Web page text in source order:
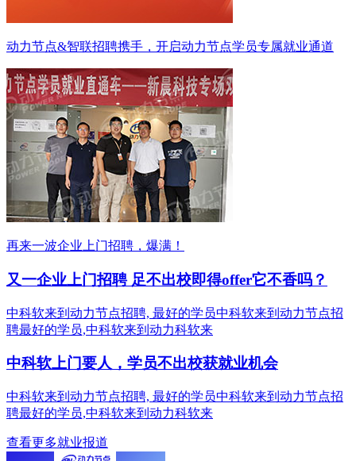
动力节点&智联招聘携手，开启动力节点学员专属就业通道
再来一波企业上门招聘，爆满！
又一企业上门招聘 足不出校即得offer它不香吗？
中科软来到动力节点招聘, 最好的学员中科软来到动力节点招
聘最好的学员,中科软来到动力科软来
中科软上门要人，学员不出校获就业机会
中科软来到动力节点招聘, 最好的学员中科软来到动力节点招
聘最好的学员,中科软来到动力科软来
查看更多就业报道